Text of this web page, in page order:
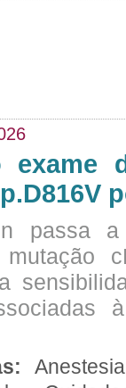
exame
passa